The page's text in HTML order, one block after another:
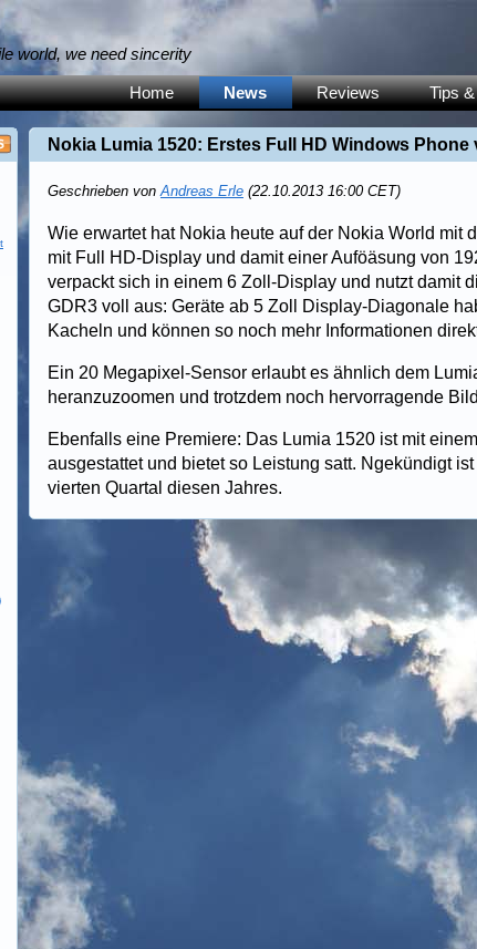
world, we need sincerity
Home News Reviews Tips
Nokia Lumia 1520: Erstes Full HD Windows Phone
Geschrieben vonAndreas Erle (22.10.2013 16:00 CET)
Wie erwartet hat Nokia heute auf der Nokia World mit
mit Full HD-Display und damit einer Auföäsung von
verpackt sich in einem 6 Zoll-Display und nutzt damit
GDR3 voll aus: Geräte ab 5 Zoll Display-Diagonale
Kacheln und können so noch mehr Informationen
Ein 20 Megapixel-Sensor erlaubt es ähnlich dem
heranzuzoomen und trotzdem noch hervorragende
Ebenfalls eine Premiere: Das Lumia 1520 ist mit
ausgestattet und bietet so Leistung satt. Ngekündigt
vierten Quartal diesen Jahres.